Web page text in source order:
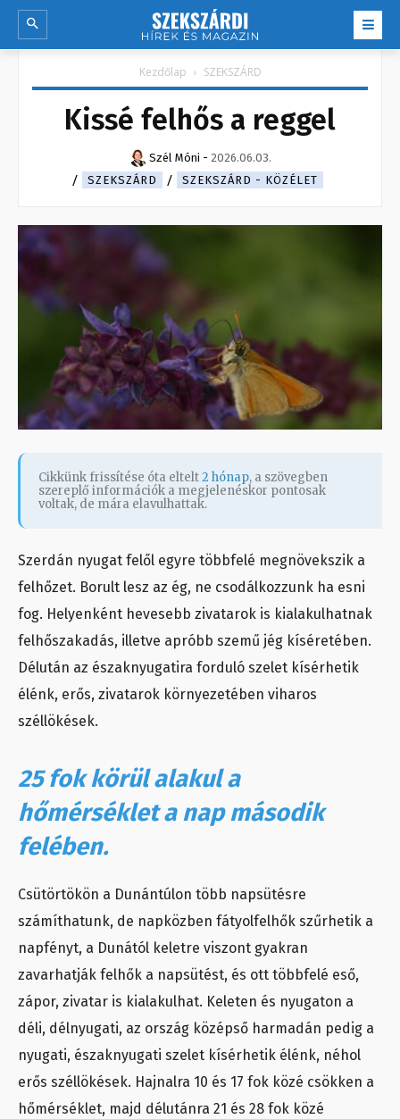
Kezdőlap SZEKSZÁRD
Kissé felhős a reggel
Szél Móni - 2026.06.03.
SZEKSZÁRD
SZEKSZÁRD - KÖZÉLET
Cikkünk frissítése óta eltelt2 hónap, a szövegben
szereplő információk a megjelenéskor pontosak
voltak, de mára elavulhattak.
Szerdán nyugat felől egyre többfelé megnövekszik a
felhőzet. Borult lesz az ég, ne csodálkozzunk ha esni
fog. Helyenként hevesebb zivatarok is kialakulhatnak
felhőszakadás, illetve apróbb szemű jég kíséretében.
Délután az északnyugatira forduló szelet kísérhetik
élénk, erős, zivatarok környezetében viharos
széllökések.
25 fok körül alakul a
hőmérséklet a nap második
felében.
Csütörtökön a Dunántúlon több napsütésre
számíthatunk, de napközben fátyolfelhők szűrhetik a
napfényt, a Dunától keletre viszont gyakran
zavarhatják felhők a napsütést, és ott többfelé eső,
zápor, zivatar is kialakulhat. Keleten és nyugaton a
déli, délnyugati, az ország középső harmadán pedig a
nyugati, északnyugati szelet kísérhetik élénk, néhol
erős széllökések. Hajnalra 10 és 17 fok közé csökken a
hőmérséklet, majd délutánra 21 és 28 fok közé